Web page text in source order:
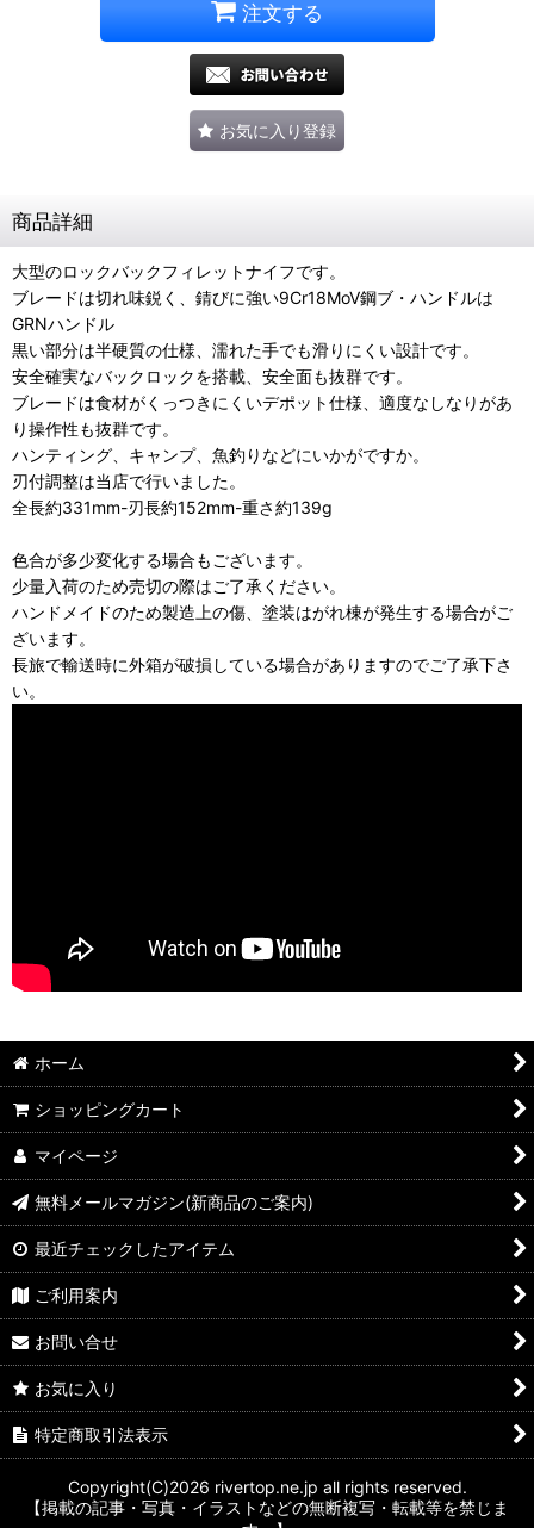
注文する
お気に入り登録
商品詳細
大型のロックバックフィレットナイフです。
ブレードは切れ味鋭く、錆びに強い9Cr18MoV鋼ブ・ハンドルは
GRNハンドル
黒い部分は半硬質の仕様、濡れた手でも滑りにくい設計です。
安全確実なバックロックを搭載、安全面も抜群です。
ブレードは食材がくっつきにくいデポット仕様、適度なしなりがあ
り操作性も抜群です。
ハンティング、キャンプ、魚釣りなどにいかがですか。
刃付調整は当店で行いました。
全長約331mm-刃長約152mm-重さ約139g
色合が多少変化する場合もございます。
少量入荷のため売切の際はご了承ください。
ハンドメイドのため製造上の傷、塗装はがれ棟が発生する場合がご
ざいます。
長旅で輸送時に外箱が破損している場合がありますのでご了承下さ
い。
ホーム
ショッピングカート
マイページ
無料メールマガジン(新商品のご案内)
最近チェックしたアイテム
ご利用案内
お問い合せ
お気に入り
特定商取引法表示
Copyright(C)2026 rivertop.ne.jp all rights reserved.
【掲載の記事・写真・イラストなどの無断複写・転載等を禁じま